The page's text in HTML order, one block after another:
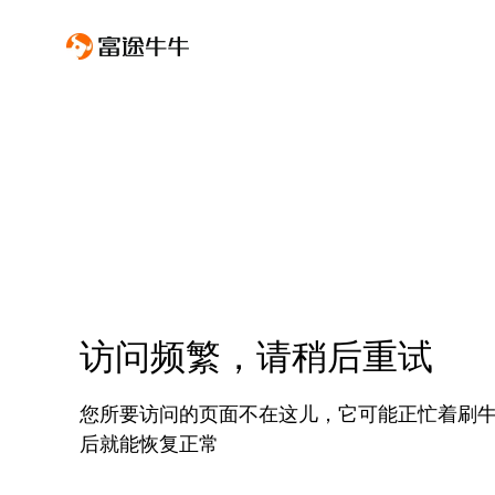
访问频繁，请稍后重试
您所要访问的页面不在这儿，它可能正忙着刷
后就能恢复正常